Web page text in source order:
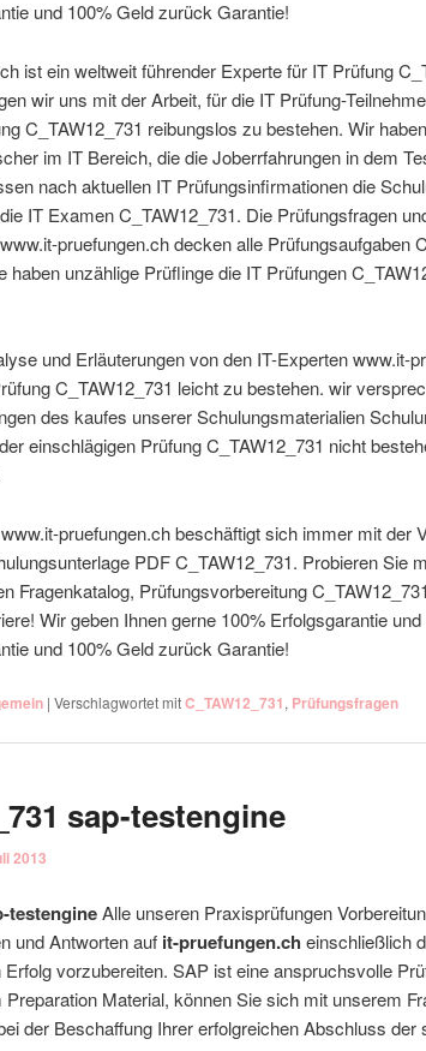
und 100% Geld zurück Garantie!
ist ein weltweit führender Experte für IT Prüfung
wir uns mit der Arbeit, für die IT Prüfung-
C_TAW12_731 reibungslos zu bestehen. Wir
im IT Bereich, die die Joberrfahrungen in dem
nach aktuellen IT Prüfungsinfirmationen die
IT Examen C_TAW12_731. Die Prüfungsfragen
pruefungen.ch decken alle Prüfungsaufgaben
haben unzählige Prüflinge die IT Prüfungen
und Erläuterungen von den IT-Experten www.it-
C_TAW12_731 leicht zu bestehen. wir
des kaufes unserer Schulungsmaterialien
einschlägigen Prüfung C_TAW12_731 nicht
pruefungen.ch beschäftigt sich immer mit der
PDF C_TAW12_731. Probieren Sie
Fragenkatalog, Prüfungsvorbereitung
Wir geben Ihnen gerne 100% Erfolgsgarantie
und 100% Geld zurück Garantie!
| Verschlagwortet mitC_TAW12_731, Prüfungsfragen
sap-testengine
2013
testengineAlle unseren Praxisprüfungen
und Antworten auf it-pruefungen.ch einschließlich
Erfolg vorzubereiten. SAP ist eine anspruchsvolle
Material, können Sie sich mit unserem
der Beschaffung Ihrer erfolgreichen Abschluss der